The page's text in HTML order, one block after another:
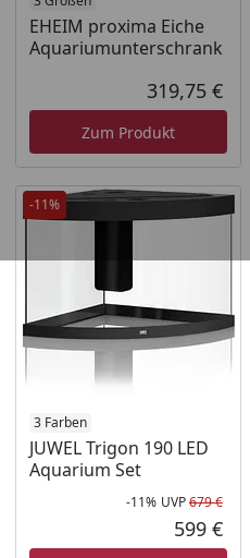
in ProzentPreis
Preis
EHEIM proxima Eiche
Aquariumunterschrank
319,75 €
Zum Produkt
in ProzentPreis
Preis
-11%
3 Farben
JUWEL Trigon 190 LED
Aquarium Set
-11% UVP679 €
599 €